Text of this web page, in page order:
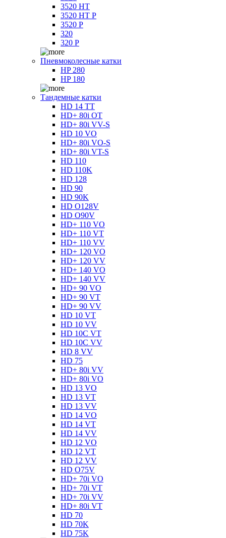
3520 HT
3520 HT P
3520 P
320
320 P
Пневмоколесные катки
HP 280
HP 180
Тандемные катки
HD 14 TT
HD+ 80i OT
HD+ 80i VV-S
HD 10 VO
HD+ 80i VO-S
HD+ 80i VT-S
HD 110
HD 110K
HD 128
HD 90
HD 90K
HD O128V
HD O90V
HD+ 110 VO
HD+ 110 VT
HD+ 110 VV
HD+ 120 VO
HD+ 120 VV
HD+ 140 VO
HD+ 140 VV
HD+ 90 VO
HD+ 90 VT
HD+ 90 VV
HD 10 VT
HD 10 VV
HD 10C VT
HD 10C VV
HD 8 VV
HD 75
HD+ 80i VV
HD+ 80i VO
HD 13 VO
HD 13 VT
HD 13 VV
HD 14 VO
HD 14 VT
HD 14 VV
HD 12 VO
HD 12 VT
HD 12 VV
HD O75V
HD+ 70i VO
HD+ 70i VT
HD+ 70i VV
HD+ 80i VT
HD 70
HD 70K
HD 75K